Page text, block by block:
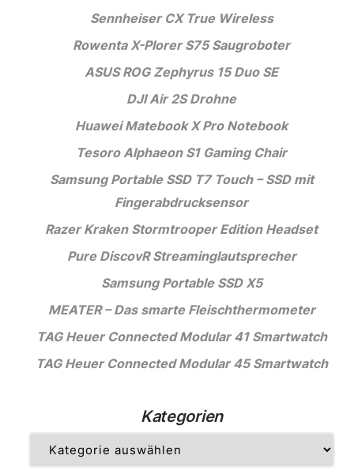
Sennheiser CX True Wireless
Rowenta X-Plorer S75 Saugroboter
ASUS ROG Zephyrus 15 Duo SE
DJI Air 2S Drohne
Huawei Matebook X Pro Notebook
Tesoro Alphaeon S1 Gaming Chair
Samsung Portable SSD T7 Touch – SSD mit
Fingerabdrucksensor
Razer Kraken Stormtrooper Edition Headset
Pure DiscovR Streaminglautsprecher
Samsung Portable SSD X5
MEATER – Das smarte Fleischthermometer
TAG Heuer Connected Modular 41 Smartwatch
TAG Heuer Connected Modular 45 Smartwatch
Kategorien